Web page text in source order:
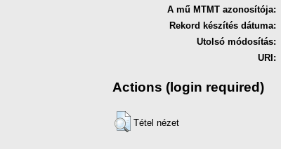
A mű MTMT azonosítója:
Rekord készítés dátuma:
Utolsó módosítás:
URI:
Actions (login required)
Tétel nézet